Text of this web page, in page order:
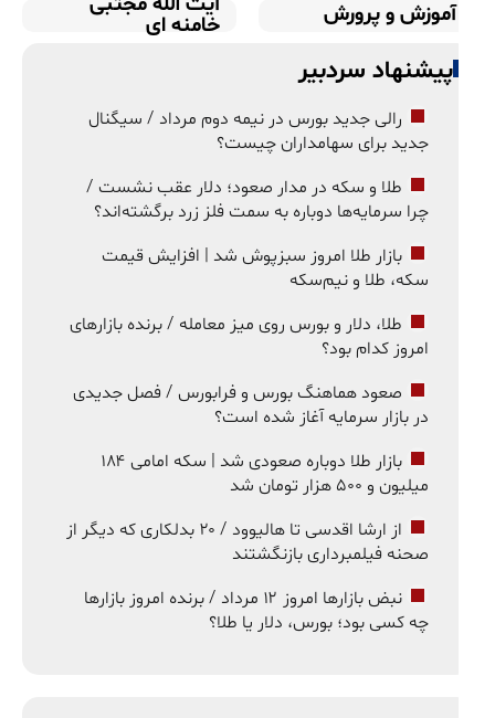
آموزش و پرورش خامنه ای
پیشنهاد سردبیر
رالی جدید بورس در نیمه دوم مرداد / سیگنال
جدید برای سهامداران چیست؟
طلا و سکه در مدار صعود؛ دلار عقب نشست /
چرا سرمایه‌ها دوباره به سمت فلز زرد برگشته‌اند؟
بازار طلا امروز سبزپوش شد | افزایش قیمت
سکه، طلا و نیم‌سکه
طلا، دلار و بورس روی میز معامله / برنده بازارهای
امروز کدام بود؟
صعود هماهنگ بورس و فرابورس / فصل جدیدی
در بازار سرمایه آغاز شده است؟
بازار طلا دوباره صعودی شد | سکه امامی ۱۸۴
میلیون و ۵۰۰ هزار تومان شد
از ارشا اقدسی تا هالیوود / ۲۰ بدلکاری که دیگر از
صحنه فیلمبرداری بازنگشتند
نبض بازارها امروز ۱۲ مرداد / برنده امروز بازارها
چه کسی بود؛ بورس، دلار یا طلا؟